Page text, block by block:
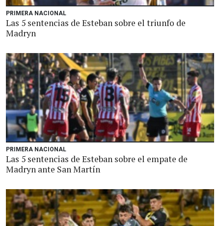
PRIMERA NACIONAL
Las 5 sentencias de Esteban sobre el triunfo de
Madryn
PRIMERA NACIONAL
Las 5 sentencias de Esteban sobre el empate de
Madryn ante San Martín